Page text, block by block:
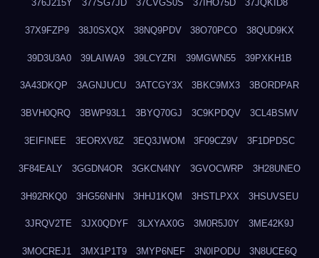
376J215Y 377SG7JD 37CVGS0S 37IHO75D 37JQKID8
37X9FZP9 38J0SXQX 38NQ9PDV 38O70PCO 38QUD9KX
39D3U3A0 39LAIWA9 39LCYZRI 39MGWN55 39PXKH1B
3A43DKQP 3AGNJUCU 3ATCGY3X 3BKC9MX3 3BORDPAR
3BVH0QRQ 3BWP93L1 3BYQ70GJ 3C9KPDQV 3CL4BSMV
3EIFINEE 3EORXV8Z 3EQ3JWOM 3F09CZ9V 3F1DPDSC
3F84EALY 3GGDN4OR 3GKCN4NY 3GVOCWRP 3H28UNEO
3H92RKQ0 3HG56NHN 3HHJ1KQM 3HSTLPXX 3HSUVSEU
3JRQV2TE 3JX0QDYF 3LXYAX0G 3M0R5J0Y 3ME42K9J
3MOCREJ1 3MX1P1T9 3MYP6NEF 3N0IPODU 3N8UCE6Q